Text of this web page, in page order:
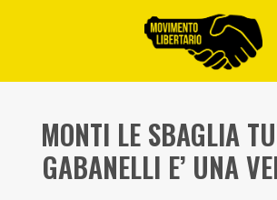
MONTI LE SBAGLIA
GABANELLI E’ UNA